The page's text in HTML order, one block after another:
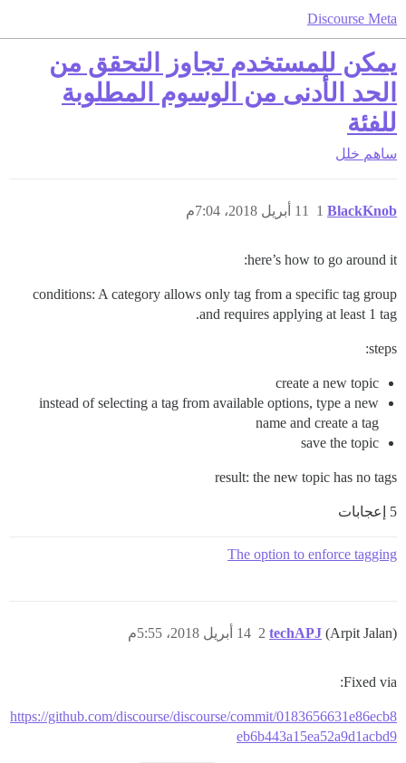
Discourse Meta
يمكن للمستخدم تجاوز التحقق من
الحد الأدنى من الوسوم المطلوبة
للفئة
ساهم خلل
BlackKnob 11 أبريل 2018، 7:04م 1
here’s how to go around it:
conditions: A category allows only tag from a specific tag group
and requires applying at least 1 tag.
steps:
create a new topic
instead of selecting a tag from available options, type a new
name and create a tag
save the topic
result: the new topic has no tags
5 إعجابات
The option to enforce tagging
techAPJ (Arpit Jalan) 14 أبريل 2018، 5:55م 2
Fixed via:
https://github.com/discourse/discourse/commit/0183656631e86ecb8
eb6b443a15ea52a9d1acbd9